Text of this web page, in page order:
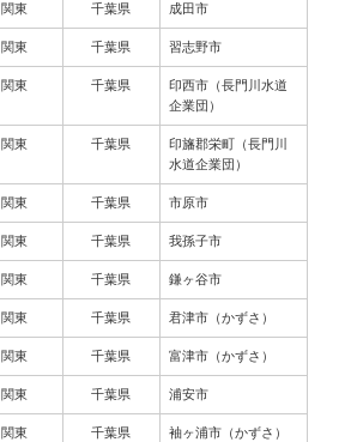
関東 千葉県 成田市
関東 千葉県 習志野市
関東 千葉県
印西市（長門川水道
企業団）
関東 千葉県
印旛郡栄町（長門川
水道企業団）
関東 千葉県 市原市
関東 千葉県 我孫子市
関東 千葉県 鎌ヶ谷市
関東 千葉県 君津市（かずさ）
関東 千葉県 富津市（かずさ）
関東 千葉県 浦安市
関東 千葉県 袖ヶ浦市（かずさ）